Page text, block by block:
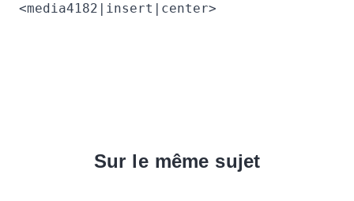
<media4182|insert|center>
Sur le même sujet